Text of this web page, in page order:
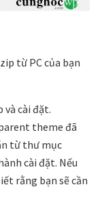
từ PC của bạn
và cài đặt.
theme đã
từ thư mục
cài đặt. Nếu
rằng bạn sẽ cần